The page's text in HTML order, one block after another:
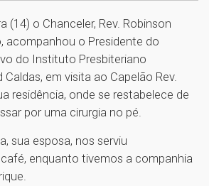
(14) o Chanceler, Rev. Robinson
acompanhou o Presidente do
do Instituto Presbiteriano
Caldas, em visita ao Capelão Rev.
residência, onde se restabelece de
por uma cirurgia no pé.
sua esposa, nos serviu
enquanto tivemos a companhia